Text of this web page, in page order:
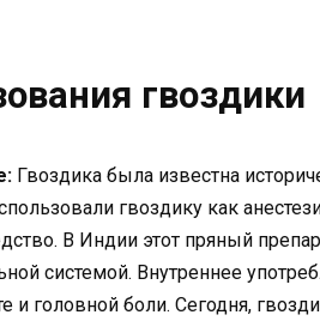
гвоздики
Гвоздика была известна
гвоздику как
В Индии этот пряный
системой. Внутреннее
и головной боли. Сегодня,